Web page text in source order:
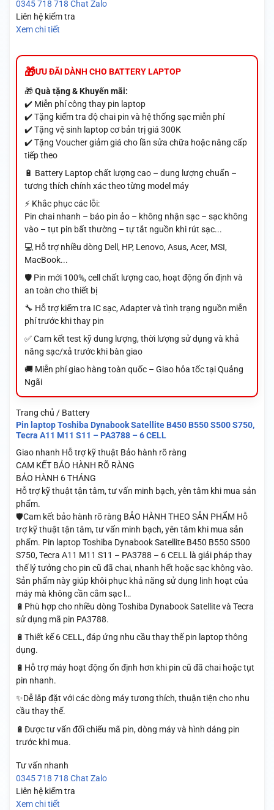
0345 718 718 Chat Zalo
Liên hệ kiểm tra
Xem chi tiết
ƯU ĐÃI DÀNH CHO BATTERY LAPTOP
🎁Quà tặng & Khuyến mãi:
✔️ Miễn phí công thay pin laptop
✔️ Tặng kiểm tra độ chai pin và hệ thống sạc miễn phí
✔️ Tặng vệ sinh laptop cơ bản trị giá 300K
✔️ Tặng Voucher giảm giá cho lần sửa chữa hoặc nâng cấp
tiếp theo
🔋 Battery Laptop chất lượng cao – dung lượng chuẩn –
tương thích chính xác theo từng model máy
⚡ Khắc phục các lỗi:
Pin chai nhanh – báo pin ảo – không nhận sạc – sạc không
vào – tụt pin bất thường – tự tắt nguồn khi rút sạc...
💻 Hỗ trợ nhiều dòng Dell, HP, Lenovo, Asus, Acer, MSI,
MacBook...
🛡️ Pin mới 100%, cell chất lượng cao, hoạt động ổn định và
an toàn cho thiết bị
🔧 Hỗ trợ kiểm tra IC sạc, Adapter và tình trạng nguồn miễn
phí trước khi thay pin
✅ Cam kết test kỹ dung lượng, thời lượng sử dụng và khả
năng sạc/xả trước khi bàn giao
🚚 Miễn phí giao hàng toàn quốc – Giao hỏa tốc tại Quảng
Ngãi
Trang chủ / Battery
Pin laptop Toshiba Dynabook Satellite B450 B550 S500 S750,
Tecra A11 M11 S11 – PA3788 – 6 CELL
Giao nhanh Hỗ trợ kỹ thuật Bảo hành rõ ràng
CAM KẾT BẢO HÀNH RÕ RÀNG
BẢO HÀNH 6 THÁNG
Hỗ trợ kỹ thuật tận tâm, tư vấn minh bạch, yên tâm khi mua sản
phẩm.
🛡️Cam kết bảo hành rõ ràng BẢO HÀNH THEO SẢN PHẨM Hỗ
trợ kỹ thuật tận tâm, tư vấn minh bạch, yên tâm khi mua sản
phẩm. Pin laptop Toshiba Dynabook Satellite B450 B550 S500
S750, Tecra A11 M11 S11 – PA3788 – 6 CELL là giải pháp thay
thế lý tưởng cho pin cũ đã chai, nhanh hết hoặc sạc không vào.
Sản phẩm này giúp khôi phục khả năng sử dụng linh hoạt của
máy mà không cần cắm sạc l…
🔋Phù hợp cho nhiều dòng Toshiba Dynabook Satellite và Tecra
sử dụng mã pin PA3788.
🔋Thiết kế 6 CELL, đáp ứng nhu cầu thay thế pin laptop thông
dụng.
🔋Hỗ trợ máy hoạt động ổn định hơn khi pin cũ đã chai hoặc tụt
pin nhanh.
✨Dễ lắp đặt với các dòng máy tương thích, thuận tiện cho nhu
cầu thay thế.
🔋Được tư vấn đối chiếu mã pin, dòng máy và hình dáng pin
trước khi mua.
Tư vấn nhanh
0345 718 718 Chat Zalo
Liên hệ kiểm tra
Xem chi tiết